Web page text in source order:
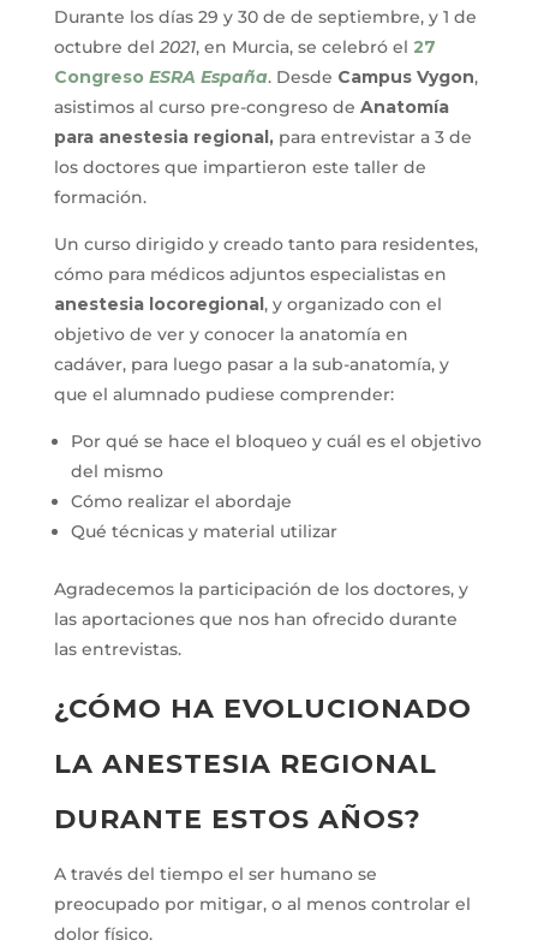
Durante los días 29 y 30 de de septiembre, y 1 de
octubre del 2021, en Murcia, se celebró el 27
Congreso ESRA España. Desde Campus Vygon,
asistimos al curso pre-congreso de Anatomía
para anestesia regional,para entrevistar a 3 de
los doctores que impartieron este taller de
formación.
Un curso dirigido y creado tanto para residentes,
cómo para médicos adjuntos especialistas en
anestesia locoregional, y organizado con el
objetivo de ver y conocer la anatomía en
cadáver, para luego pasar a la sub-anatomía, y
que el alumnado pudiese comprender:
Por qué se hace el bloqueo y cuál es el objetivo
del mismo
Cómo realizar el abordaje
Qué técnicas y material utilizar
Agradecemos la participación de los doctores, y
las aportaciones que nos han ofrecido durante
las entrevistas.
¿CÓMO HA EVOLUCIONADO
LA ANESTESIA REGIONAL
DURANTE ESTOS AÑOS?
A través del tiempo el ser humano se
preocupado por mitigar, o al menos controlar el
dolor físico.